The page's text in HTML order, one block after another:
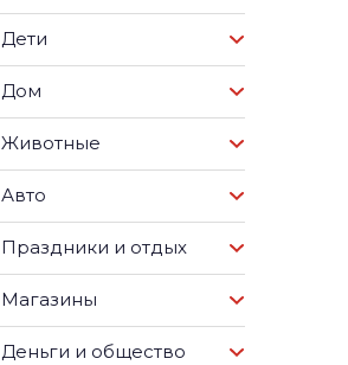
Дети
Дом
Животные
Авто
Праздники и отдых
Магазины
Деньги и общество